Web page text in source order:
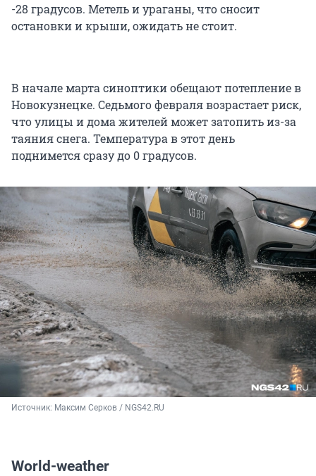
-28 градусов. Метель и ураганы, что сносит
остановки и крыши, ожидать не стоит.
В начале марта синоптики обещают потепление в
Новокузнецке. Седьмого февраля возрастает риск,
что улицы и дома жителей может затопить из-за
таяния снега. Температура в этот день
поднимется сразу до 0 градусов.
Источник: Максим Серков / NGS42.RU
World-weather